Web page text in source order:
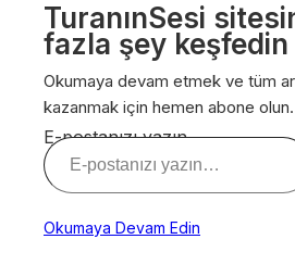
TuranınSesi
fazla şey keşfedin
Okumaya devam etmek ve tüm
kazanmak için hemen abone olun.
E-postanızı yazın…
Okumaya Devam Edin